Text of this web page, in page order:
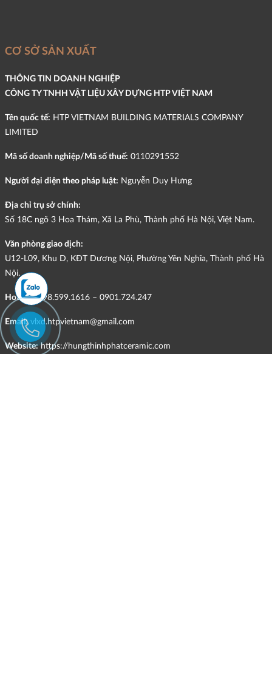
CƠ SỞ SẢN XUẤT
THÔNG TIN DOANH NGHIỆP
CÔNG TY TNHH VẬT LIỆU XÂY DỰNG HTP VIỆT NAM
Tên quốc tế: HTP VIETNAM BUILDING MATERIALS COMPANY
LIMITED
Mã số doanh nghiệp/Mã số thuế: 0110291552
Người đại diện theo pháp luật: Nguyễn Duy Hưng
Địa chỉ trụ sở chính:
Số 18C ngõ 3 Hoa Thám, Xã La Phù, Thành phố Hà Nội, Việt Nam.
Văn phòng giao dịch:
U12-L09, Khu D, KĐT Dương Nội, Phường Yên Nghĩa, Thành phố Hà
Nội.
Hotline:098.599.1616 – 0901.724.247
Email: vlxd.htpvietnam@gmail.com
Website: https://hungthinhphatceramic.com